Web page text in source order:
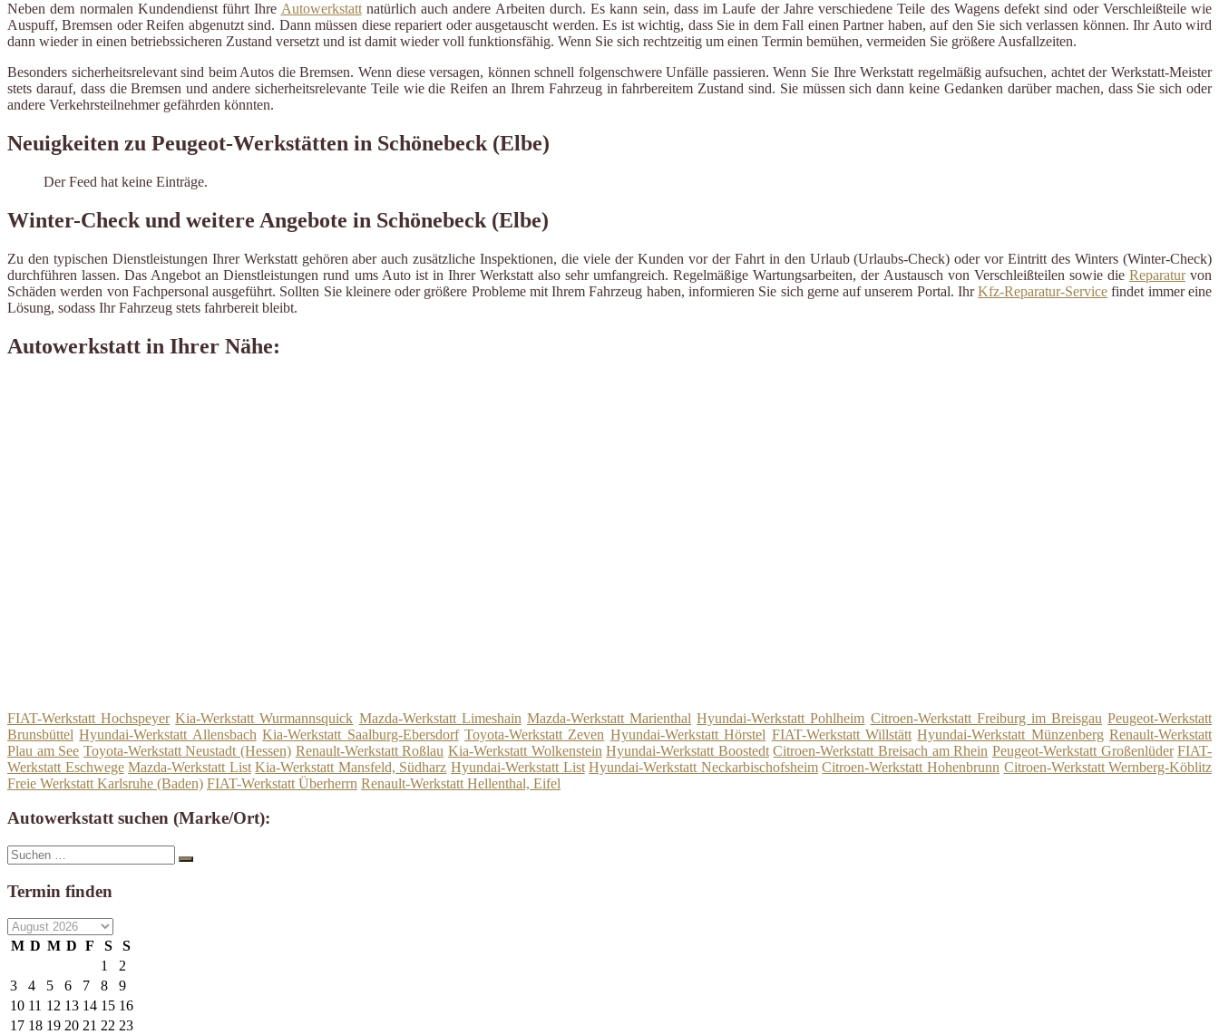
Neben dem normalen Kundendienst führt Ihre Autowerkstattnatürlich auch andere Arbeiten durch. Es kann sein, dass im Laufe der Jahre verschiedene Teile des Wagens defekt sind oder Verschleißteile wie
Auspuff, Bremsen oder Reifen abgenutzt sind. Dann müssen diese repariert oder ausgetauscht werden. Es ist wichtig, dass Sie in dem Fall einen Partner haben, auf den Sie sich verlassen können. Ihr Auto wird
dann wieder in einen betriebssicheren Zustand versetzt und ist damit wieder voll funktionsfähig. Wenn Sie sich rechtzeitig um einen Termin bemühen, vermeiden Sie größere Ausfallzeiten.
Besonders sicherheitsrelevant sind beim Autos die Bremsen. Wenn diese versagen, können schnell folgenschwere Unfälle passieren. Wenn Sie Ihre Werkstatt regelmäßig aufsuchen, achtet der Werkstatt-Meister
stets darauf, dass die Bremsen und andere sicherheitsrelevante Teile wie die Reifen an Ihrem Fahrzeug in fahrbereitem Zustand sind. Sie müssen sich dann keine Gedanken darüber machen, dass Sie sich oder
andere Verkehrsteilnehmer gefährden könnten.
Neuigkeiten zu Peugeot-Werkstätten in Schönebeck (Elbe)
Der Feed hat keine Einträge.
Winter-Check und weitere Angebote in Schönebeck (Elbe)
Zu den typischen Dienstleistungen Ihrer Werkstatt gehören aber auch zusätzliche Inspektionen, die viele der Kunden vor der Fahrt in den Urlaub (Urlaubs-Check) oder vor Eintritt des Winters (Winter-Check)
durchführen lassen. Das Angebot an Dienstleistungen rund ums Auto ist in Ihrer Werkstatt also sehr umfangreich. Regelmäßige Wartungsarbeiten, der Austausch von Verschleißteilen sowie die Reparaturvon
Schäden werden von Fachpersonal ausgeführt. Sollten Sie kleinere oder größere Probleme mit Ihrem Fahrzeug haben, informieren Sie sich gerne auf unserem Portal. IhrKfz-Reparatur-Service findet immer eine
Lösung, sodass Ihr Fahrzeug stets fahrbereit bleibt.
Autowerkstatt in Ihrer Nähe:
FIAT-Werkstatt Hochspeyer Kia-Werkstatt Wurmannsquick Mazda-Werkstatt Limeshain Mazda-Werkstatt Marienthal Hyundai-Werkstatt Pohlheim Citroen-Werkstatt Freiburg im Breisgau Peugeot-Werkstatt
Brunsbüttel Hyundai-Werkstatt Allensbach Kia-Werkstatt Saalburg-Ebersdorf Toyota-Werkstatt Zeven Hyundai-Werkstatt Hörstel FIAT-Werkstatt Willstätt Hyundai-Werkstatt Münzenberg Renault-Werkstatt
Plau am See Toyota-Werkstatt Neustadt (Hessen) Renault-Werkstatt Roßlau Kia-Werkstatt Wolkenstein Hyundai-Werkstatt Boostedt Citroen-Werkstatt Breisach am Rhein Peugeot-Werkstatt Großenlüder FIAT-
Werkstatt Eschwege Mazda-Werkstatt List Kia-Werkstatt Mansfeld, Südharz Hyundai-Werkstatt List Hyundai-Werkstatt Neckarbischofsheim Citroen-Werkstatt Hohenbrunn Citroen-Werkstatt Wernberg-Köblitz
Freie Werkstatt Karlsruhe (Baden) FIAT-Werkstatt Überherrn Renault-Werkstatt Hellenthal, Eifel
Autowerkstatt suchen (Marke/Ort):
Suche
nach:
Suchen
Termin finden
M D M D F S
S
1
2
3
4 5 6 7 8
9
10 11 12 13 14 15 16
17 18 19 20 21 22 23